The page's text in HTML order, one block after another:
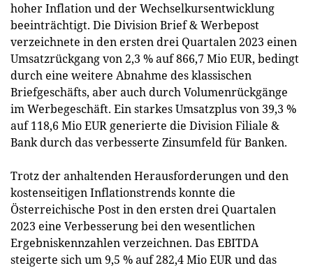
hoher Inflation und der Wechselkursentwicklung
beeinträchtigt. Die Division Brief & Werbepost
verzeichnete in den ersten drei Quartalen 2023 einen
Umsatzrückgang von 2,3 % auf 866,7 Mio EUR, bedingt
durch eine weitere Abnahme des klassischen
Briefgeschäfts, aber auch durch Volumenrückgänge
im Werbegeschäft. Ein starkes Umsatzplus von 39,3 %
auf 118,6 Mio EUR generierte die Division Filiale &
Bank durch das verbesserte Zinsumfeld für Banken.
Trotz der anhaltenden Herausforderungen und den
kostenseitigen Inflationstrends konnte die
Österreichische Post in den ersten drei Quartalen
2023 eine Verbesserung bei den wesentlichen
Ergebniskennzahlen verzeichnen. Das EBITDA
steigerte sich um 9,5 % auf 282,4 Mio EUR und das